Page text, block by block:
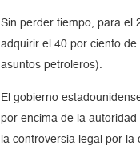
Sin perder tiempo, para el
adquirir el 40 por ciento
asuntos petroleros).
El gobierno
por encima de la
la controversia legal por la